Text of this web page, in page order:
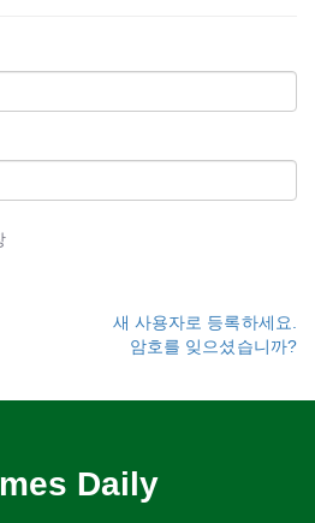
새 사용자로 등록하세요.
암호를 잊으셨습니까?
Daily